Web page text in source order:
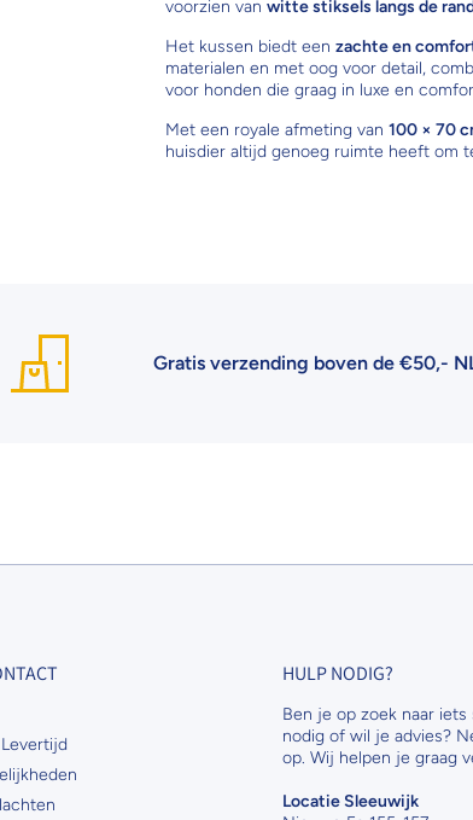
voorzien van witte stiksels langs de
Het kussen biedt een zachte en
materialen en met oog voor detail,
voor honden die graag in luxe en
Met een royale afmeting van 100 × 70
huisdier altijd genoeg ruimte heeft om
Gratis verzending boven de €50,- NL en
HULP NODIG?
Ben je op zoek naar
nodig of wil je advies?
op. Wij helpen je graag
Locatie Sleeuwijk